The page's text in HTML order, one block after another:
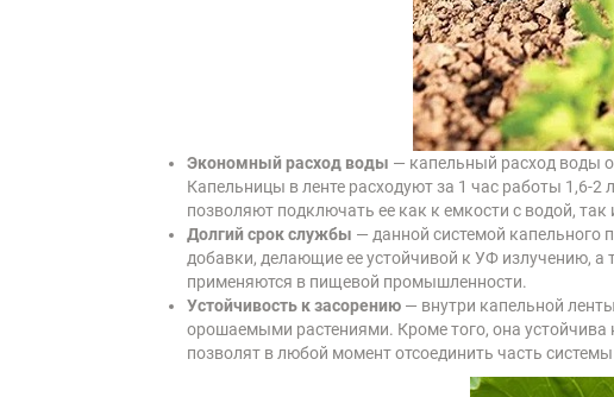
Экономный расход воды — капельный расход воды
Капельницы в ленте расходуют за 1 час работы 1,6-
позволяют подключать ее как к емкости с водой,
Долгий срок службы — данной системой капельного
добавки, делающие ее устойчивой к УФ излучению,
применяются в пищевой промышленности.
Устойчивость к засорению — внутри капельной
орошаемыми растениями. Кроме того, она
позволят в любой момент отсоединить часть